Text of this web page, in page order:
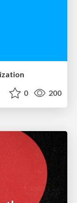
0 200